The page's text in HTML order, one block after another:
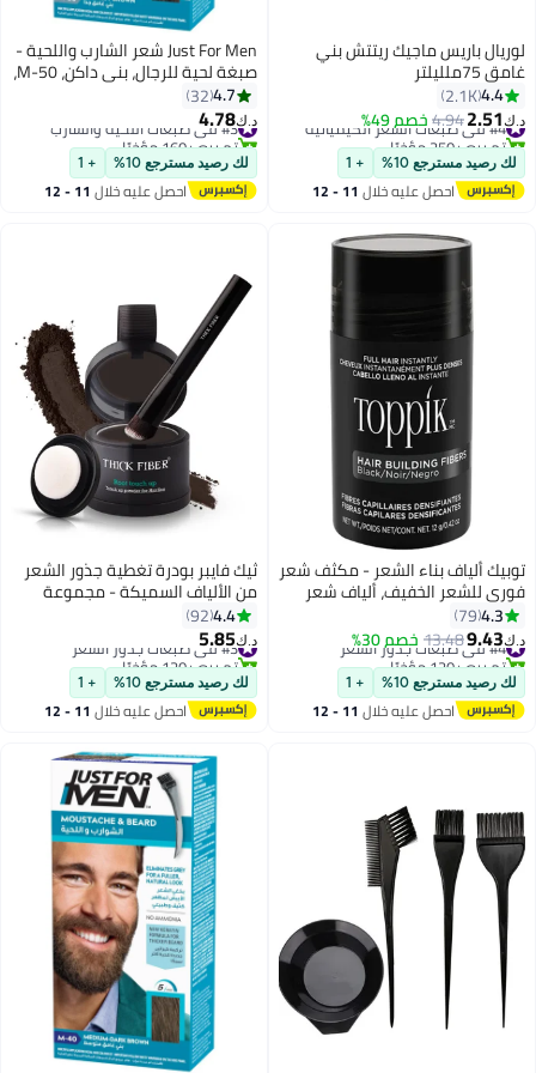
لوريال باريس ماجيك ريتتش بني
غامق 75ملليلتر
4.4
2.1K
د.ك‏2.51
4.94خصم 49% #4 في صبغات الشعر الكيميائية
تم بيع +250 مؤخرًا
#4 في صبغات الشعر الكيميائية
لك رصيد مسترجع 10% + 1
احصل عليه خلال 11 - 12
اغسطس
Just For Men شعر الشارب واللحية -
صبغة لحية للرجال، بني داكن، M-50،
صيغة جل مرطب مع البيوتين، الألوة،
وزيت جوز الهند، تشمل فرشاة
التطبيق
4.7
32
د.ك‏4.78
#3 في صبغات اللحية والشارب
تم بيع +160 مؤخرًا
#3 في صبغات اللحية والشارب
لك رصيد مسترجع 10% + 1
احصل عليه خلال 11 - 12
اغسطس
توبيك ألياف بناء الشعر - مكثف شعر
فوري للشعر الخفيف، ألياف شعر
للرجال والنساء، مسحوق قوام مع
كيراتين طبيعي، لون شعر طويل
الأمد -
4.3
79
د.ك‏9.43
13.48خصم 30% #4 في صبغات جذور الشعر
تم بيع +120 مؤخرًا
#4 في صبغات جذور الشعر
لك رصيد مسترجع 10% + 1
احصل عليه خلال 11 - 12
ثيك فايبر بودرة تغطية جذور الشعر
من الألياف السميكة - مجموعة
إخفاء تساقط الشعر المقاومة للماء
والعرق للنساء ذوات الشعر الخفيف،
تتضمن فرشاة (بني داكن)
4.4
92
د.ك‏5.85
#3 في صبغات جذور الشعر
تم بيع +120 مؤخرًا
#3 في صبغات جذور الشعر
لك رصيد مسترجع 10% + 1
احصل عليه خلال 11 - 12